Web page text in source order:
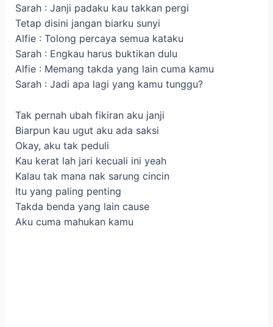
Sarah : Janji padaku kau takkan pergi
Tetap disini jangan biarku sunyi
Alfie : Tolong percaya semua kataku
Sarah : Engkau harus buktikan dulu
Alfie : Memang takda yang lain cuma kamu
Sarah : Jadi apa lagi yang kamu tunggu?
Tak pernah ubah fikiran aku janji
Biarpun kau ugut aku ada saksi
Okay, aku tak peduli
Kau kerat lah jari kecuali ini yeah
Kalau tak mana nak sarung cincin
Itu yang paling penting
Takda benda yang lain cause
Aku cuma mahukan kamu